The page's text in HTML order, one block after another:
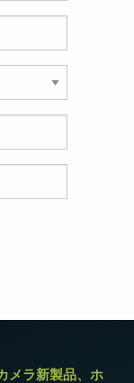
メラ新製品、ホ